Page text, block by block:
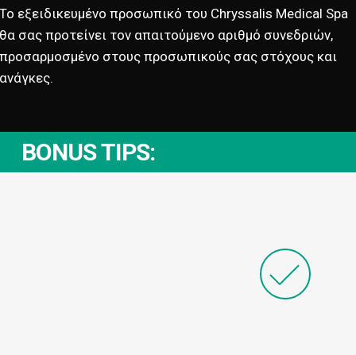
εξειδικευμένο προσωπικό του Chryssalis Medical Spa
σας προτείνει τον απαιτούμενο αριθμό συνεδριών,
στους προσωπικούς σας στόχους και
BONUS TIPS: